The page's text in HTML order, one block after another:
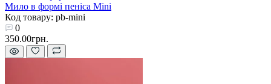
Мило в формі пеніса Mini
Код товару: pb-mini
0
350.00грн.